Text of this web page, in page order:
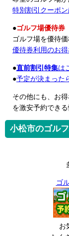
特別割引クーポン
●ゴルフ場優待券
ゴルフ場を優待
優待券利用のお
●直前割引特集は
●予定が決まった
その他にも、お
を激安予約でき
小松市のゴル
ゴ
お